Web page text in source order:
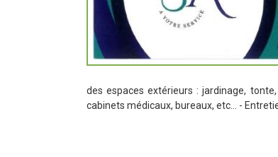
des espaces extérieurs : jardinage,
cabinets médicaux, bureaux, etc... -